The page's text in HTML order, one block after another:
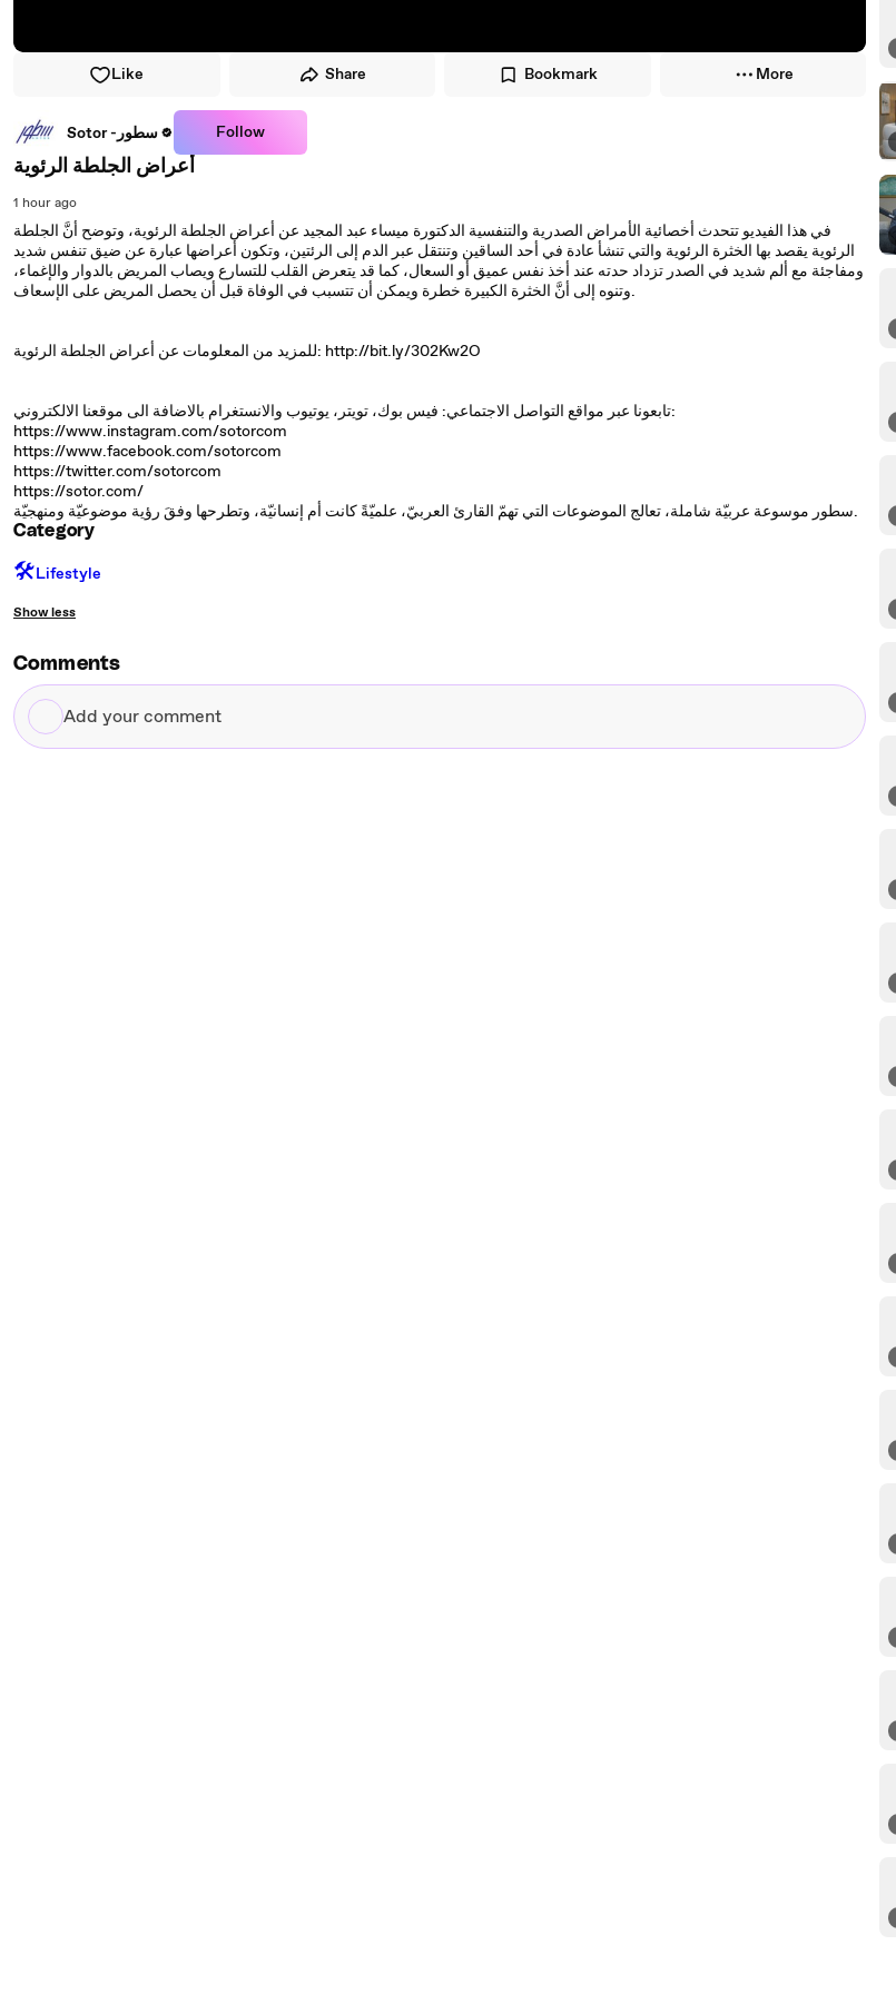
Like Share Bookmark More
Sotor -سطور Follow
أعراض الجلطة الرئوية
1 hour ago
في هذا الفيديو تتحدث أخصائية الأمراض الصدرية والتنفسية الدكتورة ميساء عبد المجيد عن أعراض الجلطة الرئوية، وتوضح أنَّ الجلطة
الرئوية يقصد بها الخثرة الرئوية والتي تنشأ عادة في أحد الساقين وتنتقل عبر الدم إلى الرئتين، وتكون أعراضها عبارة عن ضيق تنفس شديد
ومفاجئة مع ألم شديد في الصدر تزداد حدته عند أخذ نفس عميق أو السعال، كما قد يتعرض القلب للتسارع ويصاب المريض بالدوار والإغماء،
وتنوه إلى أنَّ الخثرة الكبيرة خطرة ويمكن أن تتسبب في الوفاة قبل أن يحصل المريض على الإسعاف.
للمزيد من المعلومات عن أعراض الجلطة الرئوية: http://bit.ly/302Kw2O
تابعونا عبر مواقع التواصل الاجتماعي: فيس بوك، تويتر، يوتيوب والانستغرام بالاضافة الى موقعنا الالكتروني:
https://www.instagram.com/sotorcom
https://www.facebook.com/sotorcom
https://twitter.com/sotorcom
https://sotor.com/
سطور موسوعة عربيّة شاملة، تعالج الموضوعات التي تهمّ القارئ العربيّ، علميّةً كانت أم إنسانيّة، وتطرحها وفقَ رؤية موضوعيّة ومنهجيّة.
Category
🛠️Lifestyle
Show less
Comments
Add
your